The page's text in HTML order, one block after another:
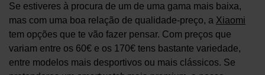
Se estiveres à procura de um de uma gama mais baixa,
mas com uma boa relação de qualidade-preço, a Xiaomi
tem opções que te vão fazer pensar. Com preços que
variam entre os 60€ e os 170€ tens bastante variedade,
entre modelos mais desportivos ou mais clássicos. Se